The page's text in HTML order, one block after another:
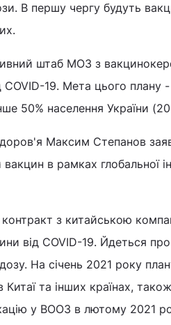
В першу чергу будуть
штаб МОЗ з
COVID-19. Мета цього
50% населення України
Максим Степанов
в рамках глобальної
контракт з китайською
від COVID-19. Йдеться
На січень 2021 року
Китаї та інших країнах,
у ВООЗ в лютому 2021